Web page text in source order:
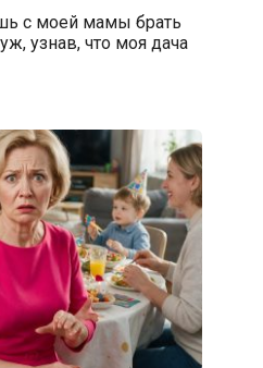
с моей мамы брать
узнав, что моя дача